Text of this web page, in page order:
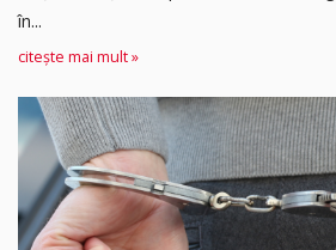
în...
citește mai mult »